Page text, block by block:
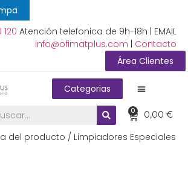
Atención telefonica de 9h-18h | EMAIL
info@ofimatplus.com
Contacto
Área Clientes
Categorias
0,00€
0
del producto / Limpiadores Especiales